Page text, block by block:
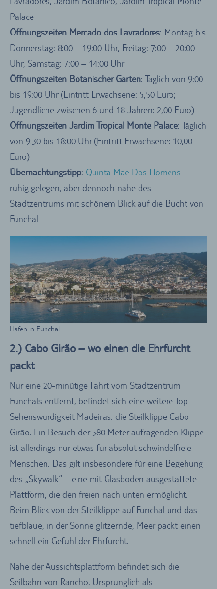
Palace
Öffnungszeiten Mercado dos Lavradores: Montag bis
Donnerstag: 8:00 – 19:00 Uhr, Freitag: 7:00 – 20:00
Uhr, Samstag: 7:00 – 14:00 Uhr
Öffnungszeiten Botanischer Garten: Täglich von 9:00
bis 19:00 Uhr (Eintritt Erwachsene: 5,50 Euro;
Jugendliche zwischen 6 und 18 Jahren: 2,00 Euro)
Öffnungszeiten Jardim Tropical Monte Palace: Täglich
von 9:30 bis 18:00 Uhr (Eintritt Erwachsene: 10,00
Euro)
Übernachtungstipp: Quinta Mae Dos Homens –
ruhig gelegen, aber dennoch nahe des
Stadtzentrums mit schönem Blick auf die Bucht von
Funchal
Hafen in Funchal
2.) Cabo Girão – wo einen die Ehrfurcht
packt
Nur eine 20-minütige Fahrt vom Stadtzentrum
Funchals entfernt, befindet sich eine weitere Top-
Sehenswürdigkeit Madeiras: die Steilklippe Cabo
Girão. Ein Besuch der 580 Meter aufragenden Klippe
ist allerdings nur etwas für absolut schwindelfreie
Menschen. Das gilt insbesondere für eine Begehung
des „Skywalk“ – eine mit Glasboden ausgestattete
Plattform, die den freien nach unten ermöglicht.
Beim Blick von der Steilklippe auf Funchal und das
tiefblaue, in der Sonne glitzernde, Meer packt einen
schnell ein Gefühl der Ehrfurcht.
Nahe der Aussichtsplattform befindet sich die
Seilbahn von Rancho. Ursprünglich als